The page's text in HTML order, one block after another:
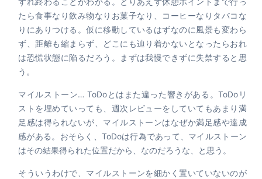
ずれ終わることがわかる。とりあえず休憩ポイントまで行っ
たら食事なり飲み物なりお菓子なり、コーヒーなりタバコな
りにありつける。仮に移動しているはずなのに風景も変わら
ず、距離も縮まらず、どこにも辿り着かないとなったらおれ
は恐慌状態に陥るだろう。まずは我慢できずに失禁すると思
う。
マイルストーン… ToDoとはまた違った響きがある。ToDoリ
ストを埋めていっても、週次レビューをしていてもあまり満
足感は得られないが、マイルストーンはなぜか満足感や達成
感がある。おそらく、ToDoは行為であって、マイルストーン
はその結果得られた位置だから、なのだろうな、と思う。
そういうわけで、マイルストーンを細かく置いていないのが